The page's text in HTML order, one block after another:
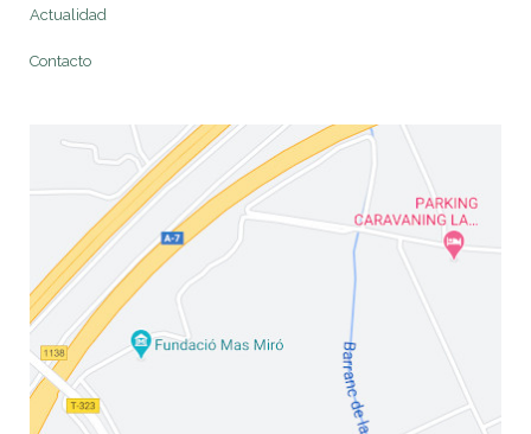
Actualidad
Contacto